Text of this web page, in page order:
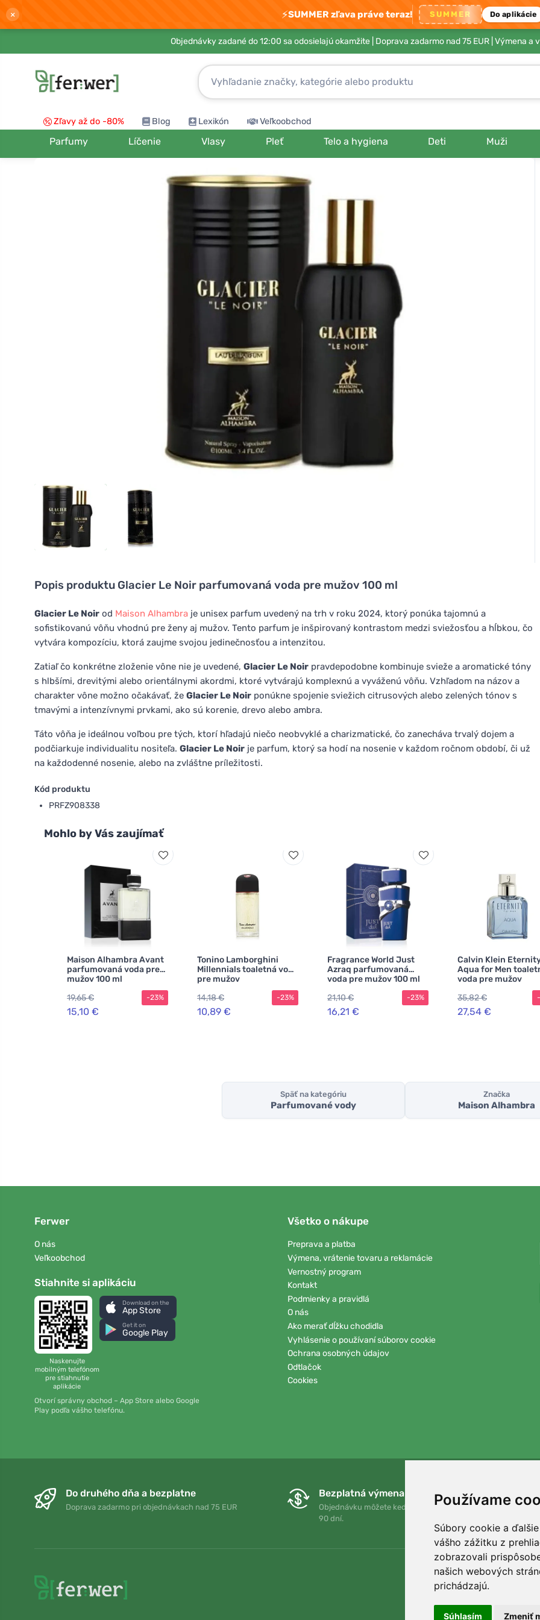
Používame
Súbory cookie a
vášho zážitku z
zobrazovali
našich webových
prichádzajú.
Súhlasím Zmeniť
× ⚡SUMMER zľava práve teraz! SUMMER Do aplikácie
Objednávky zadané do 12:00 sa odosielajú okamžite | Doprava zadarmo nad 75 EUR | Výmena a
Zľavy až do -80% Blog Lexikón Veľkoobchod
Parfumy Líčenie Vlasy Pleť Telo a hygiena Deti Muži
Popis produktu Glacier Le Noir parfumovaná voda pre mužov 100 ml
Glacier Le Noir od Maison Alhambra je unisex parfum uvedený na trh v roku 2024, ktorý ponúka tajomnú a
sofistikovanú vôňu vhodnú pre ženy aj mužov. Tento parfum je inšpirovaný kontrastom medzi sviežosťou a hĺbkou, čo
vytvára kompozíciu, ktorá zaujme svojou jedinečnosťou a intenzitou.
Zatiaľ čo konkrétne zloženie vône nie je uvedené, Glacier Le Noir pravdepodobne kombinuje svieže a aromatické tóny
s hlbšími, drevitými alebo orientálnymi akordmi, ktoré vytvárajú komplexnú a vyváženú vôňu. Vzhľadom na názov a
charakter vône možno očakávať, že Glacier Le Noir ponúkne spojenie sviežich citrusových alebo zelených tónov s
tmavými a intenzívnymi prvkami, ako sú korenie, drevo alebo ambra.
Táto vôňa je ideálnou voľbou pre tých, ktorí hľadajú niečo neobvyklé a charizmatické, čo zanecháva trvalý dojem a
podčiarkuje individualitu nositeľa. Glacier Le Noir je parfum, ktorý sa hodí na nosenie v každom ročnom období, či už
na každodenné nosenie, alebo na zvláštne príležitosti.
Kód produktu
PRFZ908338
Mohlo by Vás zaujímať
Maison Alhambra Avant
parfumovaná voda pre
mužov 100 ml
19,65 €
15,10 €
-23%
Tonino Lamborghini
Millennials toaletná voda
pre mužov
14,18 €
10,89 €
-23%
Fragrance World Just
Azraq parfumovaná
voda pre mužov 100 ml
21,10 €
16,21 €
-23%
Calvin Klein
Aqua for Men
voda pre mužov
35,82 €
27,54 €
Späť na kategóriu
Parfumované vody
Značka
Maison Alhambra
Ferwer
O nás
Veľkoobchod
Stiahnite si aplikáciu
Naskenujte
mobilným telefónom
pre stiahnutie
aplikácie
Download on the
App Store
Get it on
Google Play
Otvorí správny obchod – App Store alebo Google
Play podľa vášho telefónu.
Všetko o nákupe
Preprava a platba
Výmena, vrátenie tovaru a reklamácie
Vernostný program
Kontakt
Podmienky a pravidlá
O nás
Ako merať dĺžku chodidla
Vyhlásenie o používaní súborov cookie
Ochrana osobných údajov
Odtlačok
Cookies
Do druhého dňa a bezplatne
Doprava zadarmo pri objednávkach nad 75 EUR
Bezplatná výmena a vrátenie tovaru
Objednávku môžete kedykoľvek vrátiť alebo vymeniť do
90 dní.